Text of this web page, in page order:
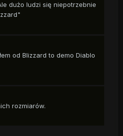
dużo ludzi się niepotrzebnie
od Blizzard to demo Diablo
rozmiarów.